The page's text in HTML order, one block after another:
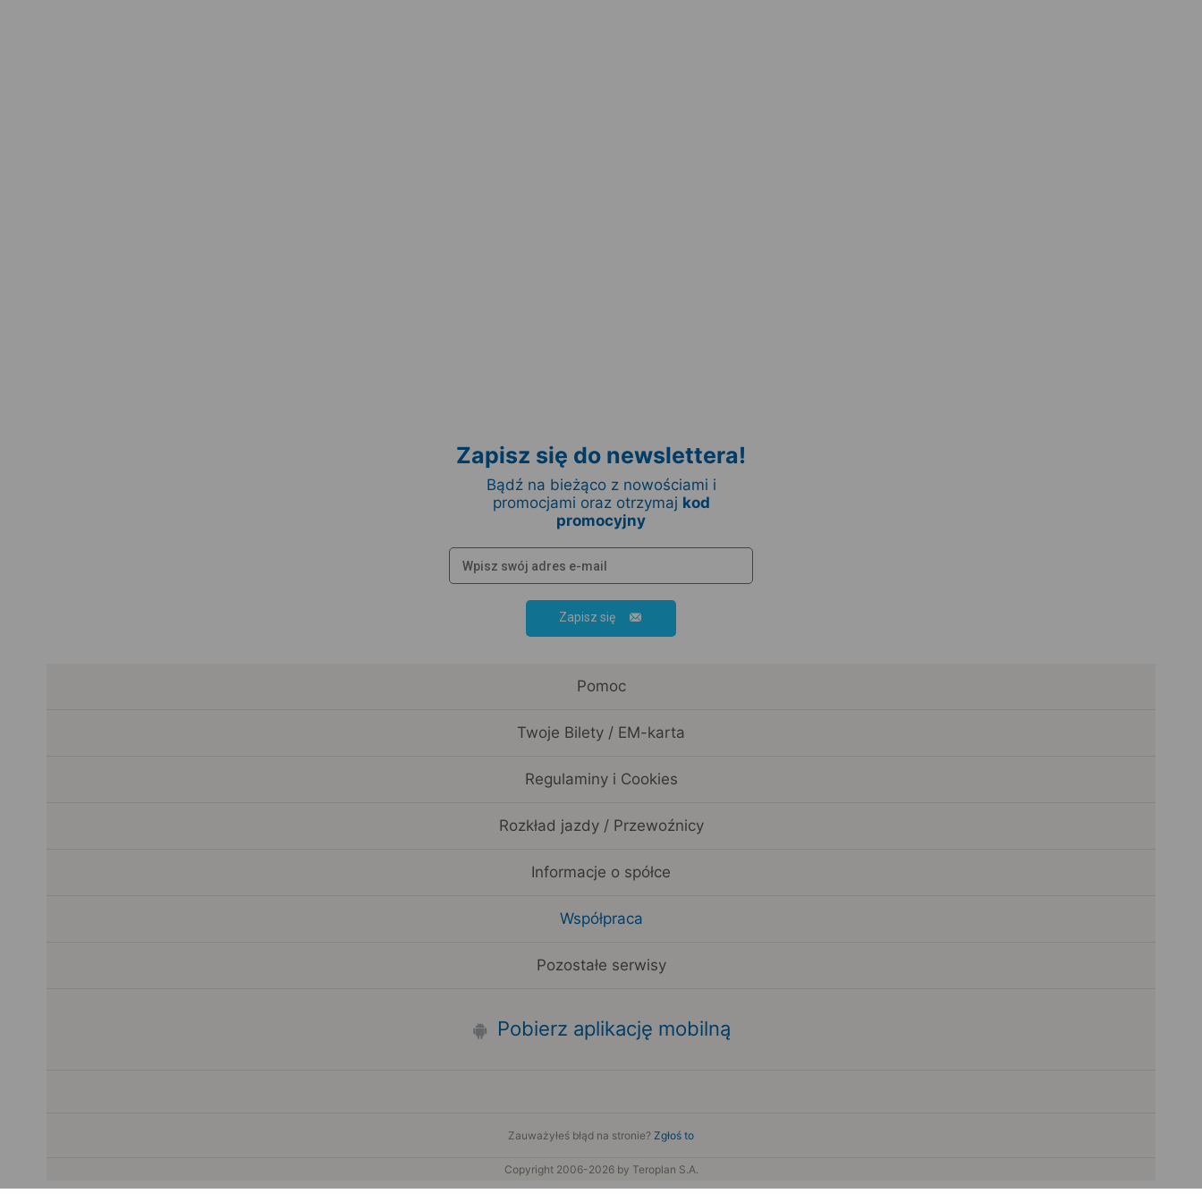
Zapisz się do newslettera!
Bądź na bieżąco z nowościami i
promocjami oraz otrzymaj kod
promocyjny
Zapisz się
Pomoc
Twoje Bilety / EM-karta
Regulaminy i Cookies
Rozkład jazdy / Przewoźnicy
Informacje o spółce
Współpraca
Pozostałe serwisy
Pobierz aplikację mobilną
Zauważyłeś błąd na stronie? Zgłoś to
Copyright 2006-2026 by Teroplan S.A.